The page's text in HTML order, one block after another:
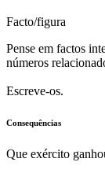
Facto/figura
Pense em factos
números
Escreve-os.
Consequências
Que exército